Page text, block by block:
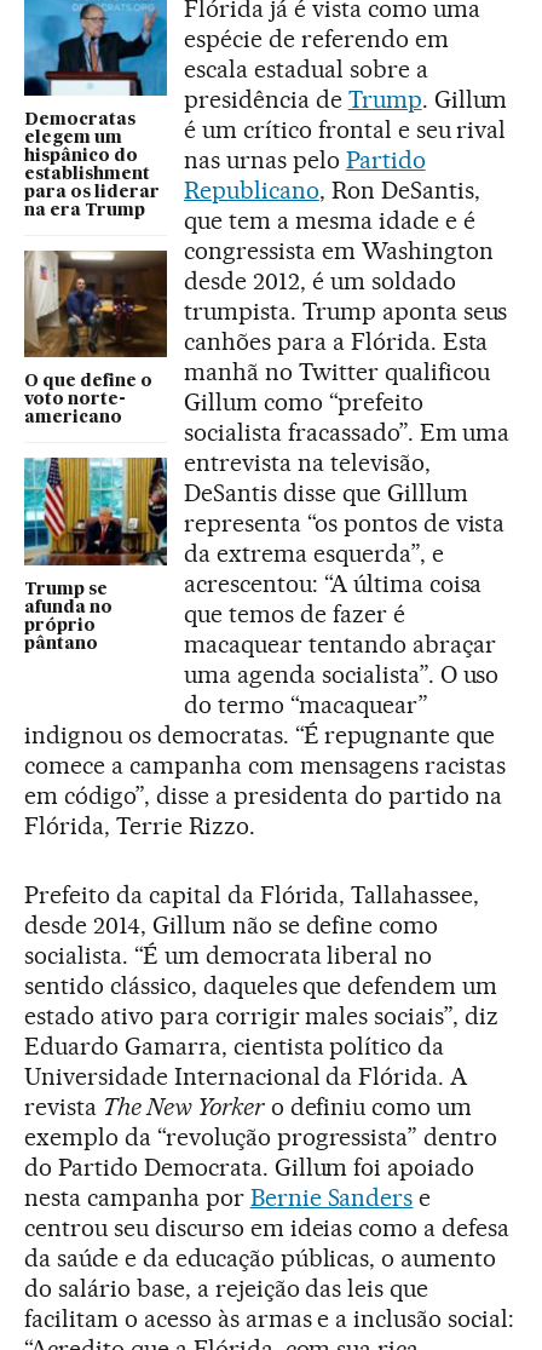
Democratas
elegem um
hispânico do
establishment
para os liderar
na era Trump
O que define o
voto norte-
americano
Trump se
afunda no
próprio
pântano
Flórida já é vista como uma
espécie de referendo em
escala estadual sobre a
presidência de Trump. Gillum
é um crítico frontal e seu rival
nas urnas pelo Partido
Republicano, Ron DeSantis,
que tem a mesma idade e é
congressista em Washington
desde 2012, é um soldado
trumpista. Trump aponta seus
canhões para a Flórida. Esta
manhã no Twitter qualificou
Gillum como “prefeito
socialista fracassado”. Em uma
entrevista na televisão,
DeSantis disse que Gilllum
representa “os pontos de vista
da extrema esquerda”, e
acrescentou: “A última coisa
que temos de fazer é
macaquear tentando abraçar
uma agenda socialista”. O uso
do termo “macaquear”
indignou os democratas. “É repugnante que
comece a campanha com mensagens racistas
em código”, disse a presidenta do partido na
Flórida, Terrie Rizzo.
Prefeito da capital da Flórida, Tallahassee,
desde 2014, Gillum não se define como
socialista. “É um democrata liberal no
sentido clássico, daqueles que defendem um
estado ativo para corrigir males sociais”, diz
Eduardo Gamarra, cientista político da
Universidade Internacional da Flórida. A
revista The New Yorkero definiu como um
exemplo da “revolução progressista” dentro
do Partido Democrata. Gillum foi apoiado
nesta campanha por Bernie Sanders e
centrou seu discurso em ideias como a defesa
da saúde e da educação públicas, o aumento
do salário base, a rejeição das leis que
facilitam o acesso às armas e a inclusão social: